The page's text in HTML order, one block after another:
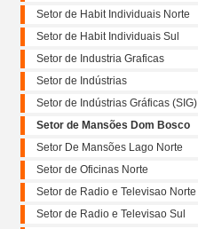
Setor de Habit Individuais Norte
Setor de Habit Individuais Sul
Setor de Industria Graficas
Setor de Indústrias
Setor de Indústrias Gráficas (SIG)
Setor de Mansões Dom Bosco
Setor De Mansões Lago Norte
Setor de Oficinas Norte
Setor de Radio e Televisao Norte
Setor de Radio e Televisao Sul